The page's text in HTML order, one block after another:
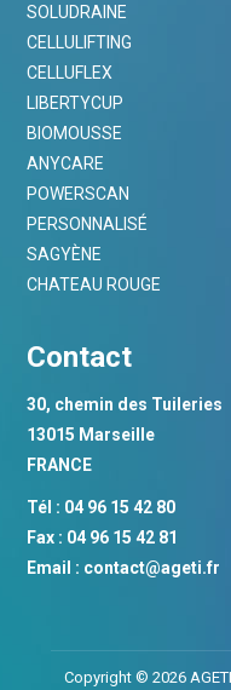
SOLUDRAINE
CELLULIFTING
CELLUFLEX
LIBERTYCUP
BIOMOUSSE
ANYCARE
POWERSCAN
PERSONNALISÉ
SAGYÈNE
CHATEAU ROUGE
Contact
30, chemin des Tuileries
13015 Marseille
FRANCE
Tél : 04 96 15 42 80
Fax : 04 96 15 42 81
Email : contact@ageti.fr
Copyright © 2026